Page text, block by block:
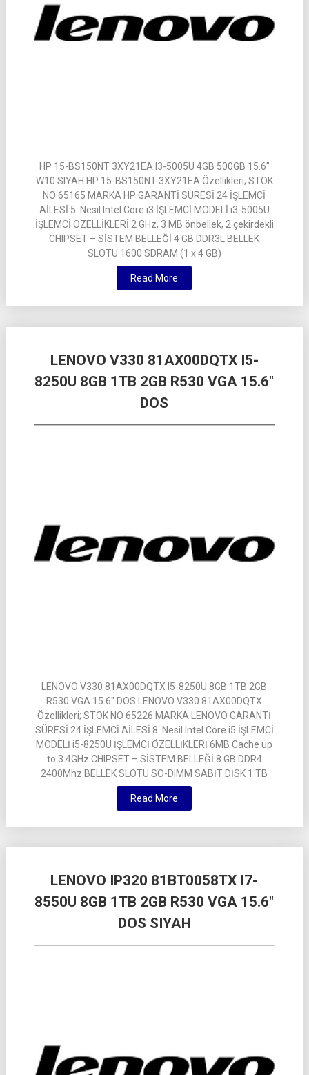
HP 15-BS150NT 3XY21EA I3-5005U 4GB 500GB 15.6″
W10 SIYAH HP 15-BS150NT 3XY21EA Özellikleri; STOK
NO 65165 MARKA HP GARANTİ SÜRESİ 24 İŞLEMCİ
AİLESİ 5. Nesil Intel Core i3 İŞLEMCİ MODELİ i3-5005U
İŞLEMCİ ÖZELLİKLERİ 2 GHz, 3 MB önbellek, 2 çekirdekli
CHIPSET – SİSTEM BELLEĞİ 4 GB DDR3L BELLEK
SLOTU 1600 SDRAM (1 x 4 GB)
Read More
LENOVO V330 81AX00DQTX I5-
8250U 8GB 1TB 2GB R530 VGA 15.6″
DOS
LENOVO V330 81AX00DQTX I5-8250U 8GB 1TB 2GB
R530 VGA 15.6″ DOS LENOVO V330 81AX00DQTX
Özellikleri; STOK NO 65226 MARKA LENOVO GARANTİ
SÜRESİ 24 İŞLEMCİ AİLESİ 8. Nesil Intel Core i5 İŞLEMCİ
MODELİ i5-8250U İŞLEMCİ ÖZELLİKLERİ 6MB Cache up
to 3.4GHz CHIPSET – SİSTEM BELLEĞİ 8 GB DDR4
2400Mhz BELLEK SLOTU SO-DIMM SABİT DİSK 1 TB
Read More
LENOVO IP320 81BT0058TX I7-
8550U 8GB 1TB 2GB R530 VGA 15.6″
DOS SIYAH